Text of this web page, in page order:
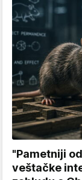
"Pametniji
veštačke